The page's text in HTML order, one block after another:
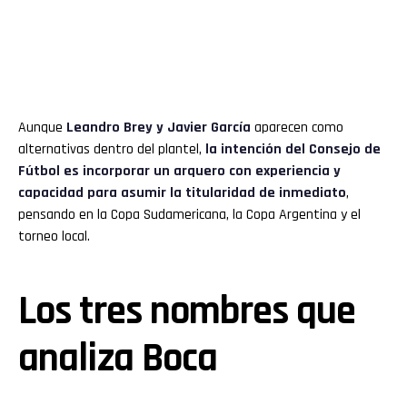
Aunque Leandro Brey y Javier García aparecen como
alternativas dentro del plantel, la intención del Consejo de
Fútbol es incorporar un arquero con experiencia y
capacidad para asumir la titularidad de inmediato,
pensando en la Copa Sudamericana, la Copa Argentina y el
torneo local.
Los tres nombres que
analiza Boca